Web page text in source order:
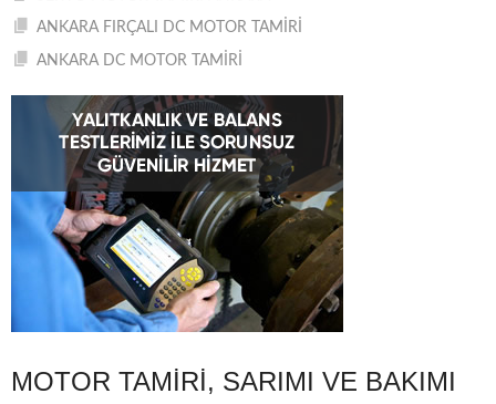
ANKARA FIRÇALI DC MOTOR TAMİRİ
ANKARA DC MOTOR TAMİRİ
MOTOR TAMIRI, SARIMI VE BAKIMI